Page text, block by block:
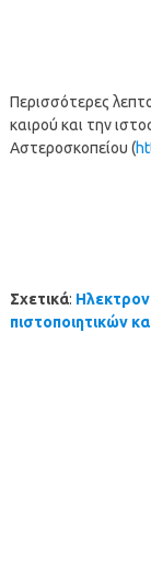
Περισσότερες
καιρού και την
Αστεροσκοπείου (
Σχετικά:
πιστοποιητικών